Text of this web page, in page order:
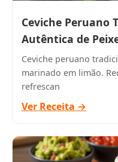
Ceviche Peruano
Autêntica de
Ceviche peruano
marinado em limão.
refrescan
Ver Receita →